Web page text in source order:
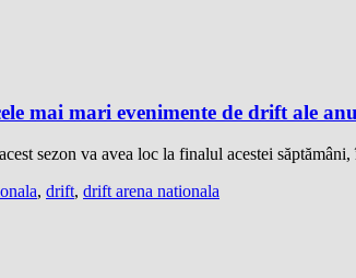
mai mari evenimente de drift ale
sezon va avea loc la finalul acestei
, drift, drift arena nationala